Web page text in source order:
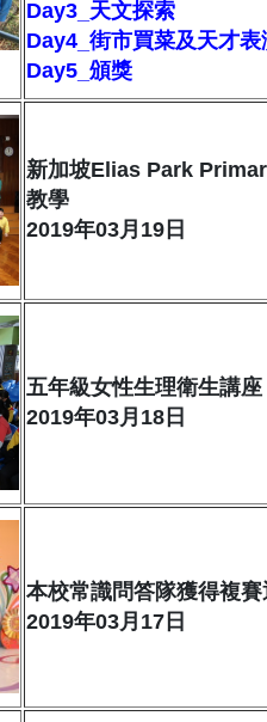
Day3_天文探索
Day4_街市買菜及天才表
Day5_頒獎
新加坡Elias Park
教學
2019年03月19日
五年級女性生理衛生講座
2019年03月18日
本校常識問答隊獲得複
2019年03月17日